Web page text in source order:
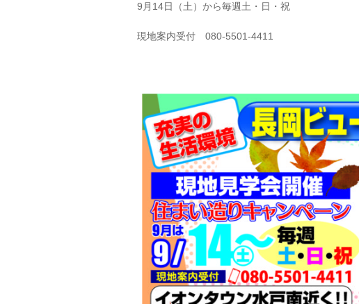
9月14日（土）から毎週土・日・祝
現地案内受付 080-5501-4411